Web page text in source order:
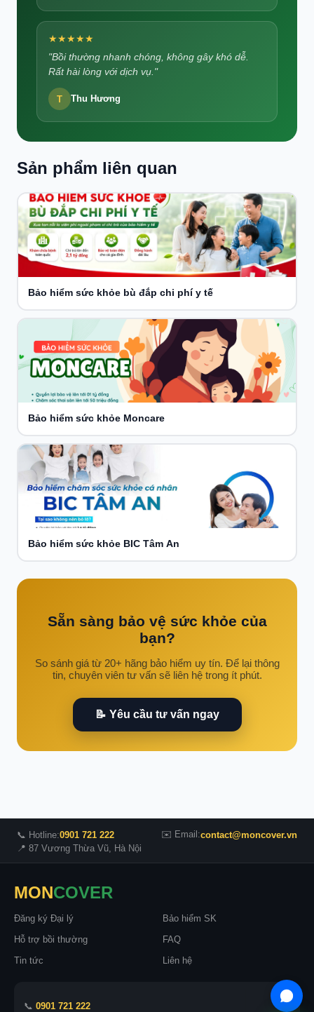
★★★★★
"Bồi thường nhanh chóng, không gây khó dễ.
Rất hài lòng với dịch vụ."
T Thu Hương
Sản phẩm liên quan
Bảo hiểm sức khỏe bù đắp chi phí y tế
Bảo hiểm sức khỏe Moncare
Bảo hiểm sức khỏe BIC Tâm An
Sẵn sàng bảo vệ sức khỏe của
bạn?
So sánh giá từ 20+ hãng bảo hiểm uy tín. Để lại thông
tin, chuyên viên tư vấn sẽ liên hệ trong ít phút.
📝 Yêu cầu tư vấn ngay
📞 Hotline:0901 721 222 ✉️ Email:contact@moncover.vn
📍 87 Vương Thừa Vũ, Hà Nội
MONCOVER
Đăng ký Đại lý
Bảo hiểm SK
Hỗ trợ bồi thường
FAQ
Tin tức
Liên hệ
📞 0901 721 222